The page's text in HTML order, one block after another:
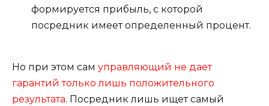
формируется прибыль, с которой
посредник имеет определенный процент.
Но при этом сам управляющий не дает
гарантий только лишь положительного
результата. Посредник лишь ищет самый